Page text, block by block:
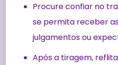
Procure confiar no
se permita receber
julgamentos ou
Após a tiragem,